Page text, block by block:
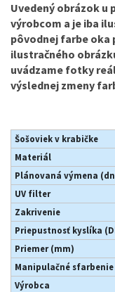
Uvedený obrázok u
výrobcom a je iba
pôvodnej farbe oka
ilustračného
uvádzame fotky
výslednej zmeny
Šošoviek v krabičke
Materiál
Plánovaná výmena
UV filter
Zakrivenie
Priepustnosť kyslíka
Priemer (mm)
Manipulačné sfarbenie
Výrobca